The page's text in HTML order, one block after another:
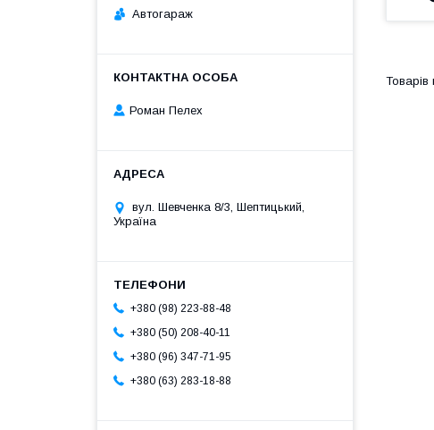
Автогараж
Роман Пелех
вул. Шевченка 8/3, Шептицький,
Україна
+380 (98) 223-88-48
+380 (50) 208-40-11
+380 (96) 347-71-95
+380 (63) 283-18-88